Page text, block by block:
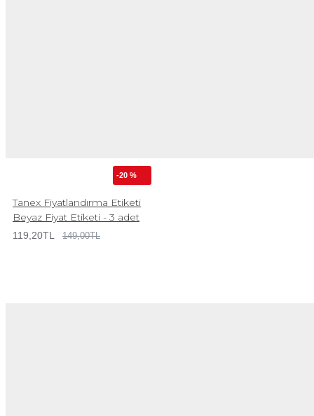
-20 %
Tanex Fiyatlandırma Etiketi
Beyaz Fiyat Etiketi - 3 adet
119,20TL 149,00TL